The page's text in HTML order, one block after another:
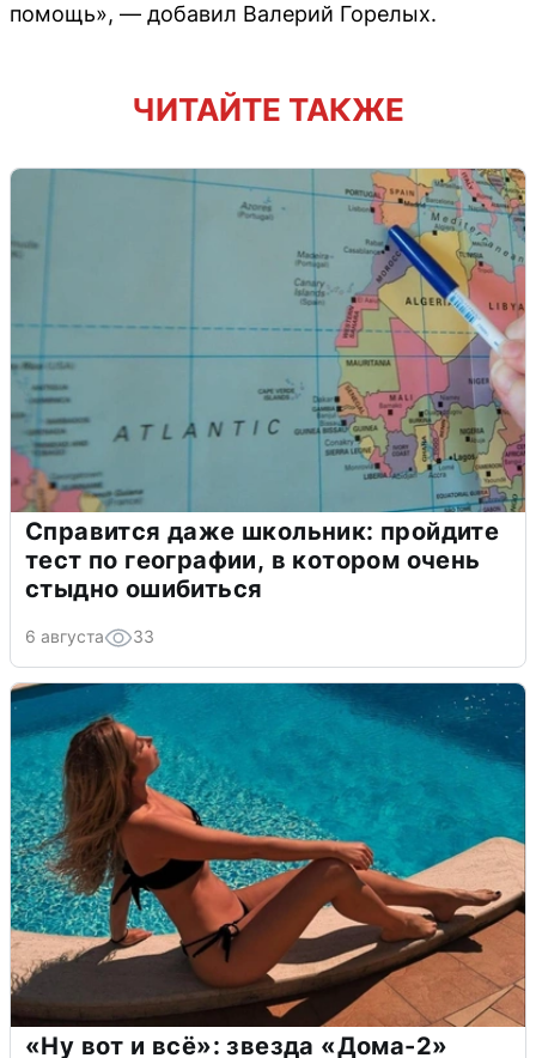
помощь», — добавил Валерий Горелых.
ЧИТАЙТЕ ТАКЖЕ
Справится даже школьник: пройдите
тест по географии, в котором очень
стыдно ошибиться
6 августа 33
«Ну вот и всё»: звезда «Дома-2»